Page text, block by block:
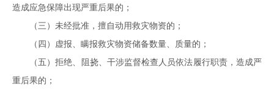
造成应急保障出现严重后果的；
（三）未经批准，擅自动用救灾物资的；
（四）虚报、瞒报救灾物资储备数量、质量的；
（五）拒绝、阻挠、干涉监督检查人员依法履行职责，造成严
重后果的；